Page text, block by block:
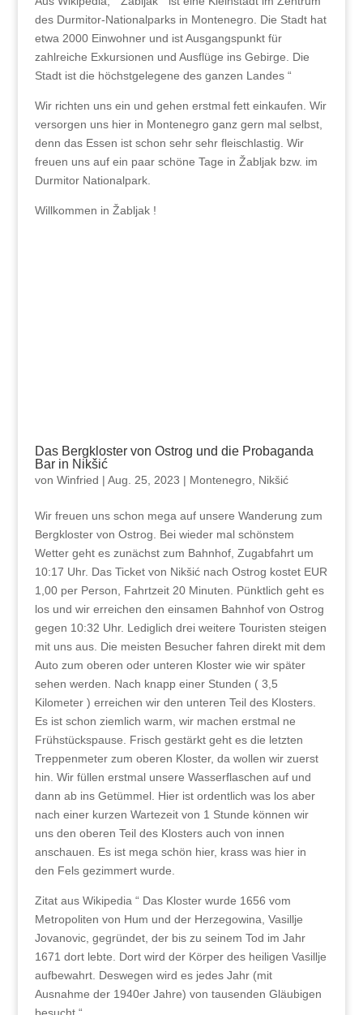
des Durmitor-Nationalparks in Montenegro. Die Stadt hat
etwa 2000 Einwohner und ist Ausgangspunkt für
zahlreiche Exkursionen und Ausflüge ins Gebirge. Die
Stadt ist die höchstgelegene des ganzen Landes “
Wir richten uns ein und gehen erstmal fett einkaufen. Wir
versorgen uns hier in Montenegro ganz gern mal selbst,
denn das Essen ist schon sehr sehr fleischlastig. Wir
freuen uns auf ein paar schöne Tage in Žabljak bzw. im
Durmitor Nationalpark.
Willkommen in Žabljak !
Das Bergkloster von Ostrog und die Probaganda
Bar in Nikšić
von Winfried | Aug. 25, 2023 | Montenegro, Nikšić
Wir freuen uns schon mega auf unsere Wanderung zum
Bergkloster von Ostrog. Bei wieder mal schönstem
Wetter geht es zunächst zum Bahnhof, Zugabfahrt um
10:17 Uhr. Das Ticket von Nikšić nach Ostrog kostet EUR
1,00 per Person, Fahrtzeit 20 Minuten. Pünktlich geht es
los und wir erreichen den einsamen Bahnhof von Ostrog
gegen 10:32 Uhr. Lediglich drei weitere Touristen steigen
mit uns aus. Die meisten Besucher fahren direkt mit dem
Auto zum oberen oder unteren Kloster wie wir später
sehen werden. Nach knapp einer Stunden ( 3,5
Kilometer ) erreichen wir den unteren Teil des Klosters.
Es ist schon ziemlich warm, wir machen erstmal ne
Frühstückspause. Frisch gestärkt geht es die letzten
Treppenmeter zum oberen Kloster, da wollen wir zuerst
hin. Wir füllen erstmal unsere Wasserflaschen auf und
dann ab ins Getümmel. Hier ist ordentlich was los aber
nach einer kurzen Wartezeit von 1 Stunde können wir
uns den oberen Teil des Klosters auch von innen
anschauen. Es ist mega schön hier, krass was hier in
den Fels gezimmert wurde.
Zitat aus Wikipedia “ Das Kloster wurde 1656 vom
Metropoliten von Hum und der Herzegowina, Vasillje
Jovanovic, gegründet, der bis zu seinem Tod im Jahr
1671 dort lebte. Dort wird der Körper des heiligen Vasillje
aufbewahrt. Deswegen wird es jedes Jahr (mit
Ausnahme der 1940er Jahre) von tausenden Gläubigen
besucht “